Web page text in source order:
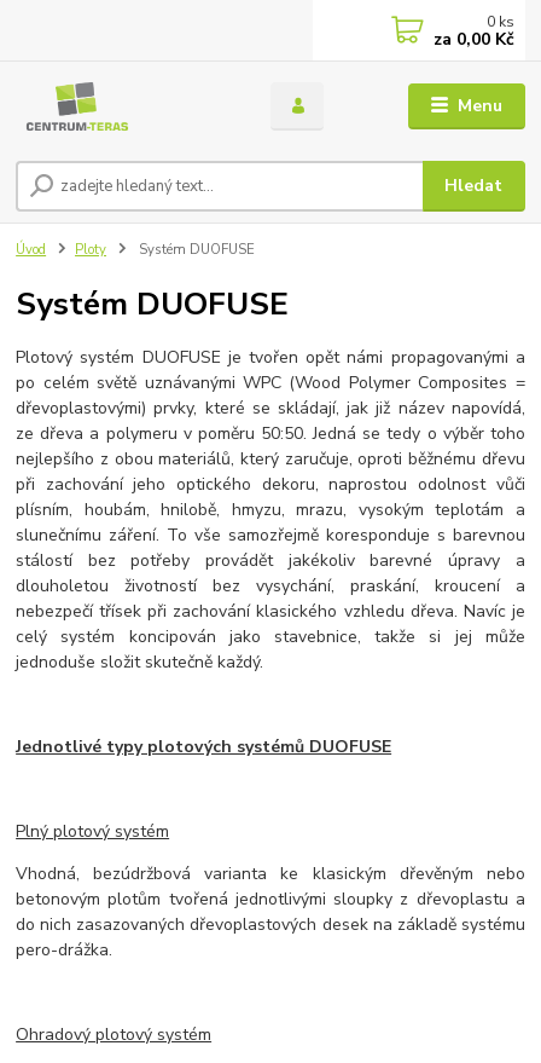
Menu
Hledat
0 ks
za 0,00 Kč
Úvod Ploty Systém DUOFUSE
Systém DUOFUSE
Plotový systém DUOFUSE je tvořen opět námi propagovanými a
po celém světě uznávanými WPC (Wood Polymer Composites =
dřevoplastovými) prvky, které se skládají, jak již název napovídá,
ze dřeva a polymeru v poměru 50:50. Jedná se tedy o výběr toho
nejlepšího z obou materiálů, který zaručuje, oproti běžnému dřevu
při zachování jeho optického dekoru, naprostou odolnost vůči
plísním, houbám, hnilobě, hmyzu, mrazu, vysokým teplotám a
slunečnímu záření. To vše samozřejmě koresponduje s barevnou
stálostí bez potřeby provádět jakékoliv barevné úpravy a
dlouholetou životností bez vysychání, praskání, kroucení a
nebezpečí třísek při zachování klasického vzhledu dřeva. Navíc je
celý systém koncipován jako stavebnice, takže si jej může
jednoduše složit skutečně každý.
Jednotlivé typy plotových systémů DUOFUSE
Plný plotový systém
Vhodná, bezúdržbová varianta ke klasickým dřevěným nebo
betonovým plotům tvořená jednotlivými sloupky z dřevoplastu a
do nich zasazovaných dřevoplastových desek na základě systému
pero-drážka.
Ohradový plotový systém